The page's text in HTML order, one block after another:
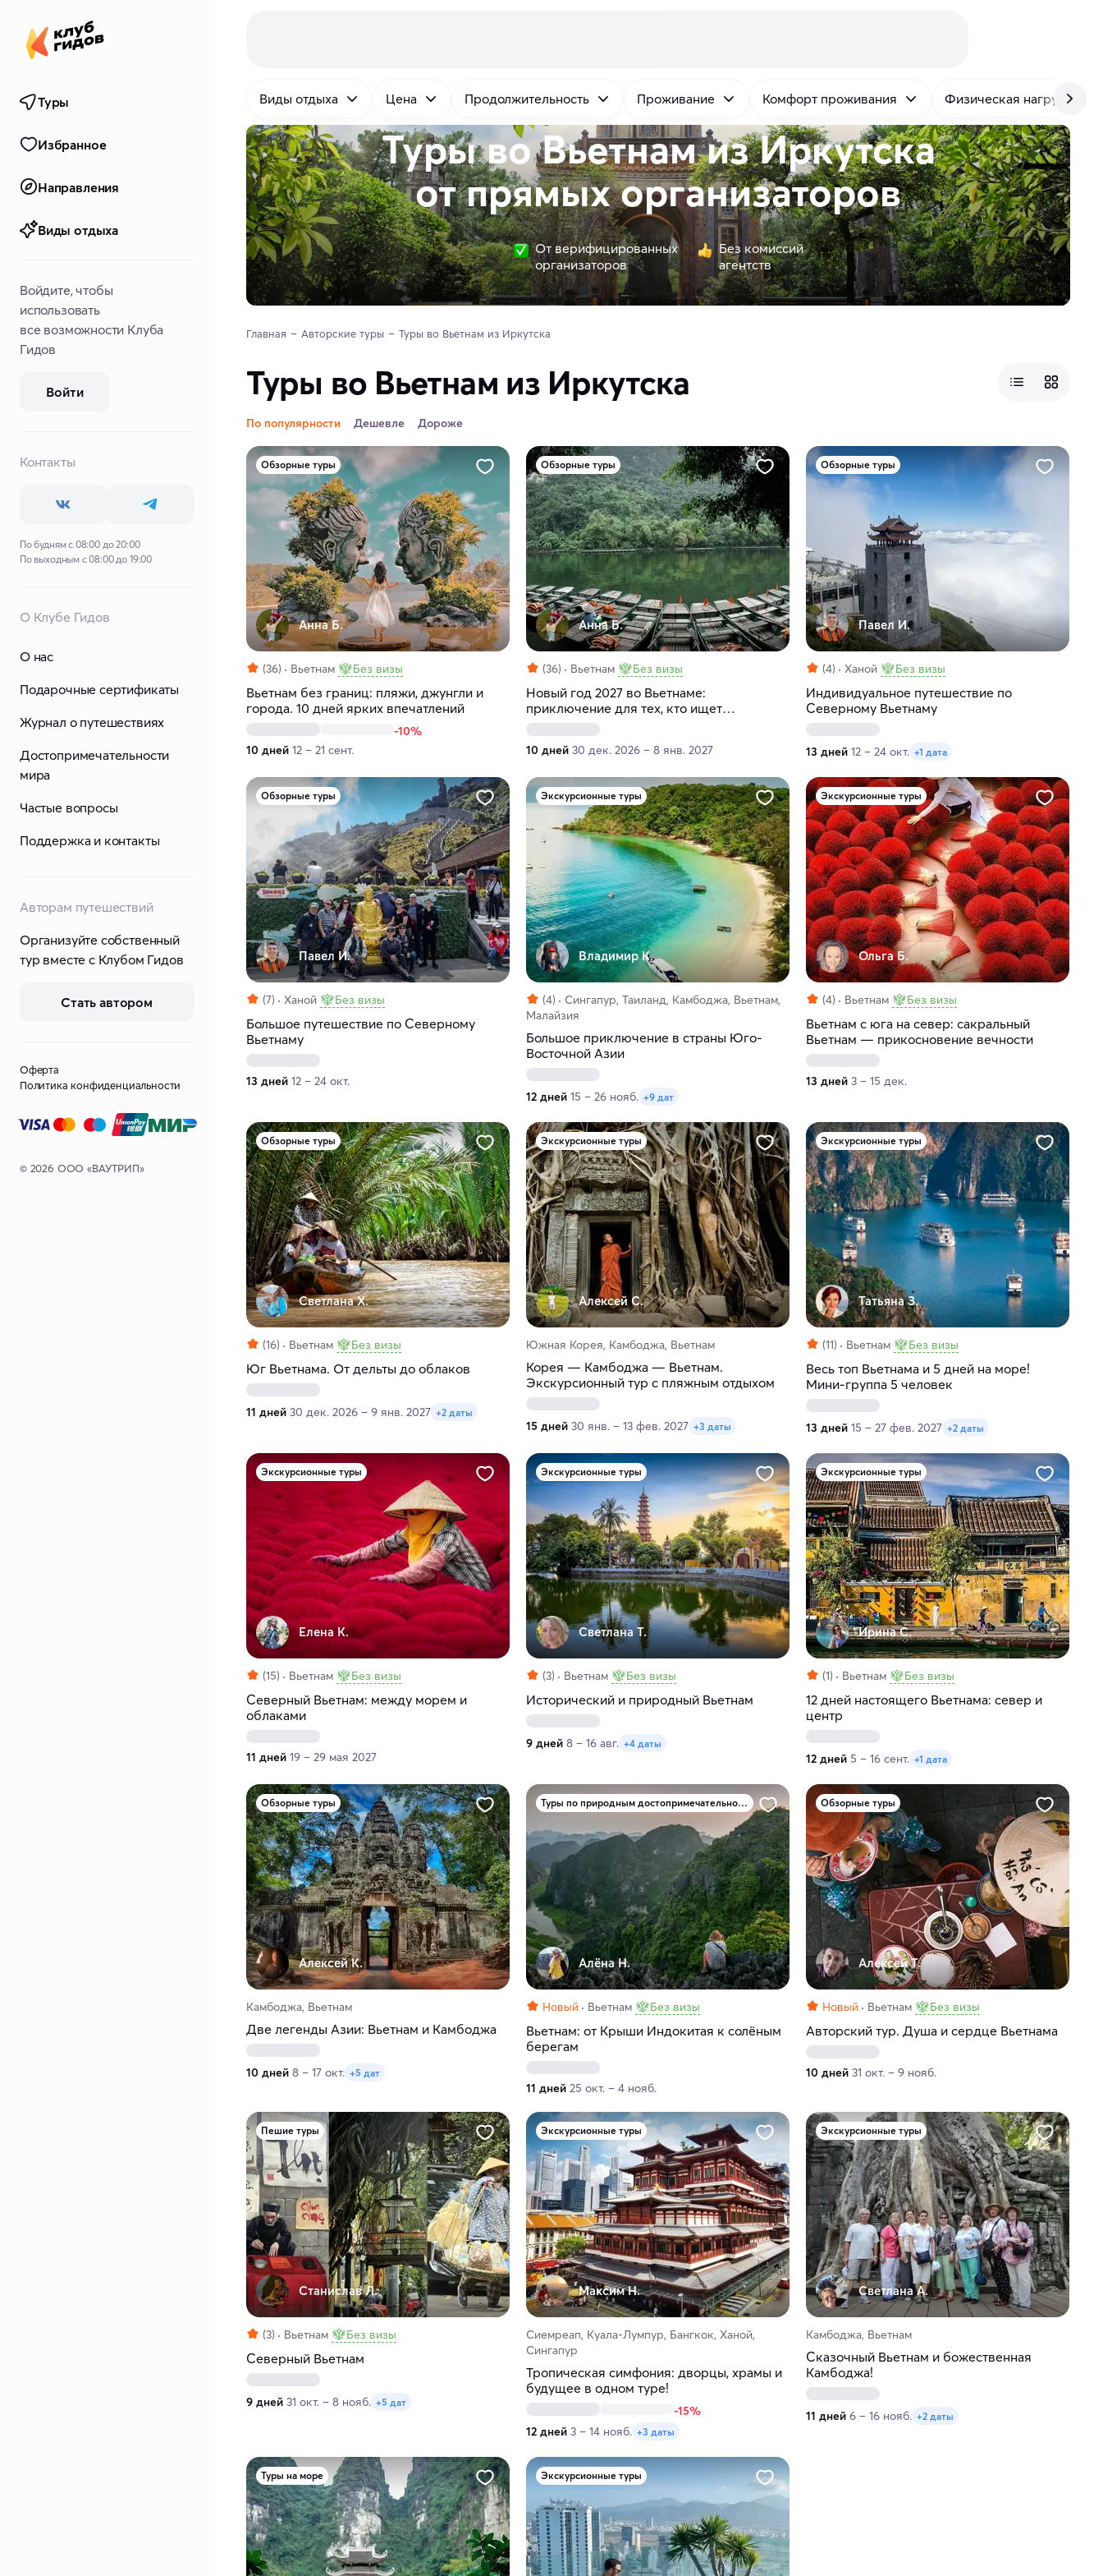
Туры
Избранное
Направления
Виды отдыха
Войдите, чтобы
использовать
все возможности Клуба
Гидов
Войти
Контакты
По будням с 08:00 до 20:00
По выходным с 08:00 до 19:00
О Клубе Гидов
О нас
Подарочные сертификаты
Журнал о путешествиях
Достопримечательности
мира
Частые вопросы
Поддержка и контакты
Авторам путешествий
Организуйте собственный
тур вместе с Клубом Гидов
Стать автором
Оферта
Политика конфиденциальности
© 2026 ООО «ВАУТРИП»
Виды отдыха Цена Продолжительность Проживание Комфорт проживания Физическая нагрузка
Туры во Вьетнам из Иркутска
отпрямыхорганизаторов
От верифицированных
организаторов
Без комиссий
агентств
Главная Авторские туры Туры во Вьетнам из Иркутска
Туры во Вьетнам из Иркутска
По популярности Дешевле Дороже
Обзорные туры
Анна Б.
(36) Вьетнам Без визы
Вьетнам без границ: пляжи, джунгли и
города. 10 дней ярких впечатлений
-10%
10 дней 12 – 21 сент.
Обзорные туры
Анна Б.
(36) Вьетнам Без визы
Новый год 2027 во Вьетнаме:
приключение для тех, кто ищет
настоящие эмоции
10 дней 30 дек. 2026 – 8 янв. 2027
Обзорные туры
Павел И.
(4) Ханой Без визы
Индивидуальное путешествие по
Северному Вьетнаму
13 дней 12 – 24 окт. +1 дата
Обзорные туры
Павел И.
(7) Ханой Без визы
Большое путешествие по Северному
Вьетнаму
13 дней 12 – 24 окт.
Экскурсионные туры
Владимир К.
(4)
Сингапур, Таиланд, Камбоджа, Вьетнам,
Малайзия
Большое приключение в страны Юго-
Восточной Азии
12 дней 15 – 26 нояб. +9 дат
Экскурсионные туры
Ольга Б.
(4) Вьетнам Без визы
Вьетнам с юга на север: сакральный
Вьетнам — прикосновение вечности
13 дней 3 – 15 дек.
Обзорные туры
Светлана Х.
(16) Вьетнам Без визы
Юг Вьетнама. От дельты до облаков
11 дней 30 дек. 2026 – 9 янв. 2027 +2 даты
Экскурсионные туры
Алексей С.
Южная Корея, Камбоджа, Вьетнам
Корея — Камбоджа — Вьетнам.
Экскурсионный тур с пляжным отдыхом
15 дней 30 янв. – 13 фев. 2027 +3 даты
Экскурсионные туры
Татьяна З.
(11) Вьетнам Без визы
Весь топ Вьетнама и 5 дней на море!
Мини-группа 5 человек
13 дней 15 – 27 фев. 2027 +2 даты
Экскурсионные туры
Елена К.
(15) Вьетнам Без визы
Северный Вьетнам: между морем и
облаками
11 дней 19 – 29 мая 2027
Экскурсионные туры
Светлана Т.
(3) Вьетнам Без визы
Исторический и природный Вьетнам
9 дней 8 – 16 авг. +4 даты
Экскурсионные туры
Ирина С.
(1) Вьетнам Без визы
12 дней настоящего Вьетнама: север и
центр
12 дней 5 – 16 сент. +1 дата
Обзорные туры
Алексей К.
Камбоджа, Вьетнам
Две легенды Азии: Вьетнам и Камбоджа
10 дней 8 – 17 окт. +5 дат
Туры по природным достопримечательностям
Алёна Н.
Новый Вьетнам Без визы
Вьетнам: от Крыши Индокитая к солёным
берегам
11 дней 25 окт. – 4 нояб.
Обзорные туры
Алексей Т.
Новый Вьетнам Без визы
Авторский тур. Душа и сердце Вьетнама
10 дней 31 окт. – 9 нояб.
Пешие туры
Станислав Л.
(3) Вьетнам Без визы
Северный Вьетнам
9 дней 31 окт. – 8 нояб. +5 дат
Экскурсионные туры
Максим H.
Сиемреап, Куала-Лумпур, Бангкок, Ханой,
Сингапур
Тропическая симфония: дворцы, храмы и
будущее в одном туре!
-15%
12 дней 3 – 14 нояб. +3 даты
Экскурсионные туры
Светлана А.
Камбоджа, Вьетнам
Сказочный Вьетнам и божественная
Камбоджа!
11 дней 6 – 16 нояб. +2 даты
Туры на море Экскурсионные туры